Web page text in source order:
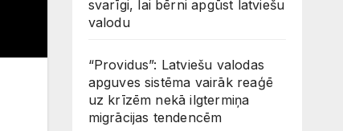
svarīgi, lai bērni apgūst latviešu
valodu
“Providus”: Latviešu valodas
apguves sistēma vairāk reaģē
uz krīzēm nekā ilgtermiņa
migrācijas tendencēm